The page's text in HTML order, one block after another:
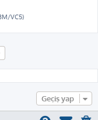
VC5)
Geçiş yap